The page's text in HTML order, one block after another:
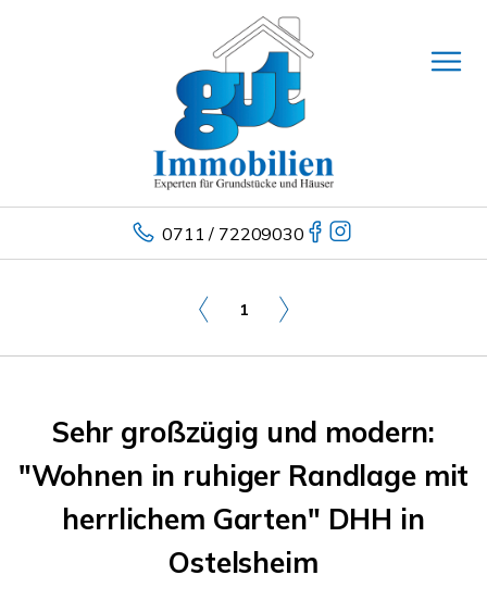
0711 / 72209030
1
Sehr großzügig und modern:
"Wohnen in ruhiger Randlage mit
herrlichem Garten" DHH in
Ostelsheim